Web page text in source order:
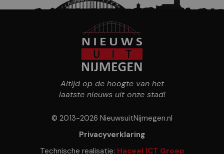
Altijd op de hoogte van het
laatste nieuws uit onze stad!
© 2013-2026 NieuwsuitNijmegen.nl
Privacyverklaring
Technische realisatie: Haceel ICT Groep